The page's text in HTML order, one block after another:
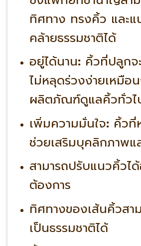
ทิศทาง ทรงคิ้ว และแ
คล้ายธรรมชาติได้
อยู่ได้นาน:คิ้วที่ปลูกจ
ไม่หลุดร่วงง่ายเหมือน
ผลิตภัณฑ์ดูแลคิ้วทั่วไ
เพิ่มความมั่นใจ:คิ้วที่
ช่วยเสริมบุคลิกภาพแ
สามารถปรับแนวคิ้วไ
ต้องการ
ทิศทางของเส้นคิ้วสา
เป็นธรรมชาติได้